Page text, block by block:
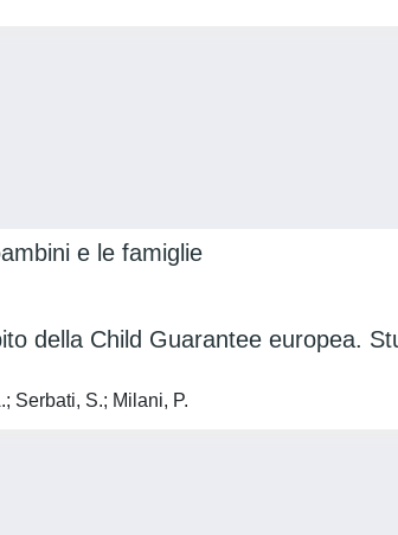
e le famiglie
della Child Guarantee europea.
Serbati, S.; Milani, P.